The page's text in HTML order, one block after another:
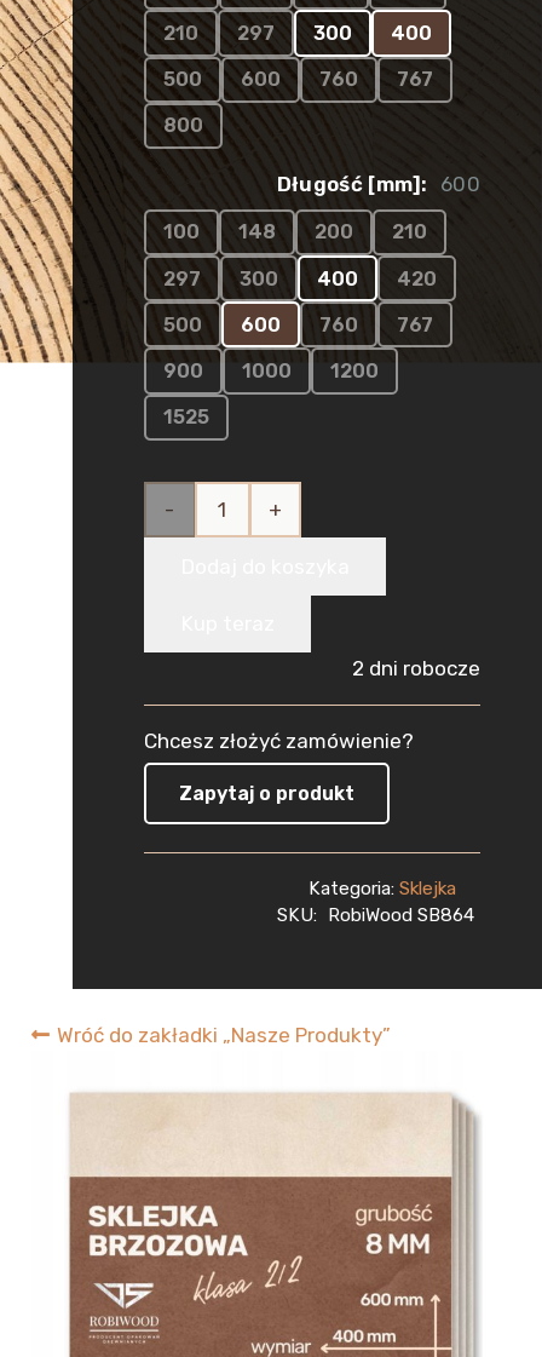
Wróć do zakładki „Nasze Produkty”
210 297 300 400
500 600 760 767
800
Długość [mm]: 600
100 148 200 210
297 300 400 420
500 600 760 767
900 1000 1200
1525
ilość
do Lasera
8mm
(600x400
1szt
2 dni robocze
Chcesz złożyć zamówienie?
Zapytaj o produkt
Kategoria: Sklejka
SKU: RobiWood SB864